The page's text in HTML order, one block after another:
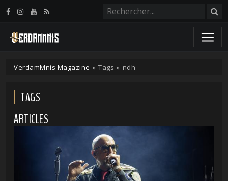
VerdamMnis Magazine » Tags » ndh
TAGS
ARTICLES
Panneau de gestion des cookies